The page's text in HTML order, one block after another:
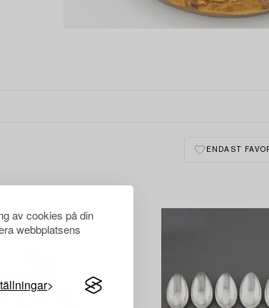
av cookies på din
webbplatsens
ENDAST